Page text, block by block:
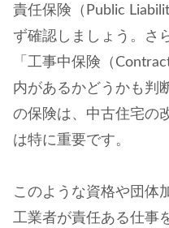
責任保険（Public
ず確認しましょう。さ
「工事中保険（
内があるかどうかも判
の保険は、中古住宅の
は特に重要です。
このような資格や団体
工業者が責任ある仕事